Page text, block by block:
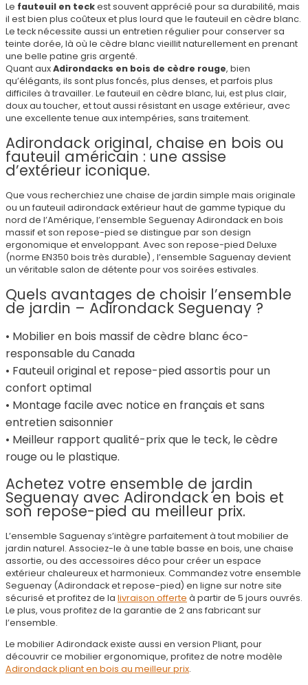
Le fauteuil en teckest souvent apprécié pour sa durabilité, mais
il est bien plus coûteux et plus lourd que le fauteuil en cèdre blanc.
Le teck nécessite aussi un entretien régulier pour conserver sa
teinte dorée, là où le cèdre blanc vieillit naturellement en prenant
une belle patine gris argenté.
Quant auxAdirondacks en bois de cèdre rouge, bien
qu’élégants, ils sont plus foncés, plus denses, et parfois plus
difficiles à travailler. Le fauteuil en cèdre blanc, lui, est plus clair,
doux au toucher, et tout aussi résistant en usage extérieur, avec
une excellente tenue aux intempéries, sans traitement.
Adirondack original, chaise en bois ou
fauteuil américain : une assise
d’extérieur iconique.
Que vous recherchiez une chaise de jardin simple mais originale
ou un fauteuil adirondack extérieur haut de gamme typique du
nord de l’Amérique, l’ensemble Seguenay Adirondack en bois
massif et son repose-pied se distingue par son design
ergonomique et enveloppant. Avec son repose-pied Deluxe
(norme EN350 bois très durable) , l’ensemble Saguenay devient
un véritable salon de détente pour vos soirées estivales.
Quels avantages de choisir l’ensemble
de jardin – Adirondack Seguenay ?
• Mobilier en bois massif de cèdre blanc éco-
responsable du Canada
• Fauteuil original et repose-pied assortis pour un
confort optimal
• Montage facile avec notice en français et sans
entretien saisonnier
• Meilleur rapport qualité-prix que le teck, le cèdre
rouge ou le plastique.
Achetez votre ensemble de jardin
Seguenay avec Adirondack en bois et
son repose-pied au meilleur prix.
L’ensemble Saguenay s’intègre parfaitement à tout mobilier de
jardin naturel. Associez-le à une table basse en bois, une chaise
assortie, ou des accessoires déco pour créer un espace
extérieur chaleureux et harmonieux. Commandez votre ensemble
Seguenay (Adirondack et repose-pied) en ligne sur notre site
sécurisé et profitez de la livraison offerte à partir de 5 jours ouvrés.
Le plus, vous profitez de la garantie de 2 ans fabricant sur
l’ensemble.
Le mobilier Adirondack existe aussi en version Pliant, pour
découvrir ce mobilier ergonomique, profitez de notre modèle
Adirondack pliant en bois au meilleur prix.